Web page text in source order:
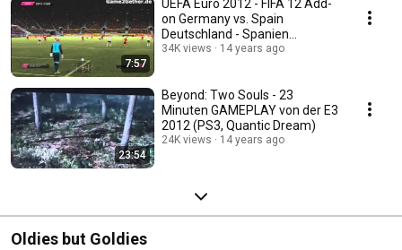
7:57
UEFA Euro 2012 - FIFA 12 Add-
on Germany vs. Spain
Deutschland - Spanien
Gameplay
34K views 14 years ago
23:54
Beyond: Two Souls - 23
Minuten GAMEPLAY von der E3
2012 (PS3, Quantic Dream)
24K views 14 years ago
Oldies but Goldies